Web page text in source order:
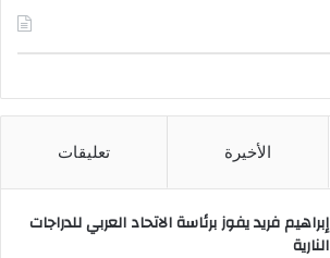
الأخيرة تعليقات
إبراهيم فريد يفوز برئاسة الاتحاد العربي للدراجات
النارية